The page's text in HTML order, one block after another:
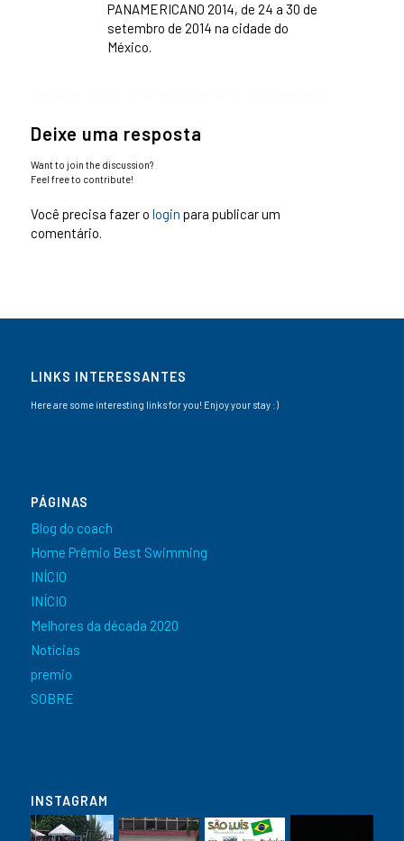
PANAMERICANO 2014, de 24 a 30 de
setembro de 2014 na cidade do
México.
Deixe uma resposta
Want to join the discussion?
Feel free to contribute!
Você precisa fazer o login para publicar um
comentário.
LINKS INTERESSANTES
Here are some interesting links for you! Enjoy your stay :)
PÁGINAS
Blog do coach
Home Prêmio Best Swimming
INÍCIO
INÍCIO
Melhores da década 2020
Notícias
premio
SOBRE
INSTAGRAM